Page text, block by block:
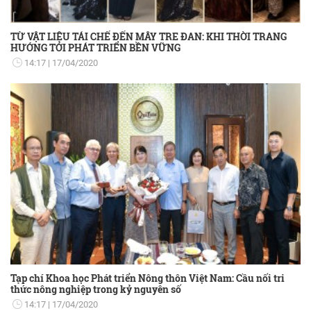
TỪ VẬT LIỆU TÁI CHẾ ĐẾN MÂY TRE ĐAN: KHI THỜI TRANG
HƯỚNG TỚI PHÁT TRIỂN BỀN VỮNG
14:17 17/04/2020
Tạp chí Khoa học Phát triển Nông thôn Việt Nam: Cầu nối tri
thức nông nghiệp trong kỷ nguyên số
14:17 17/04/2020